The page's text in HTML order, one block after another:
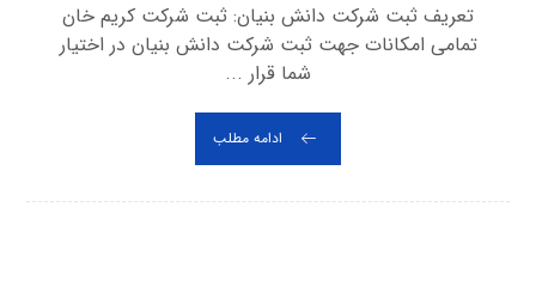
تعریف ثبت شرکت دانش بنیان: ثبت شرکت کریم خان
تمامی امکانات جهت ثبت شرکت دانش بنیان در اختیار
شما قرار ...
ادامه مطلب